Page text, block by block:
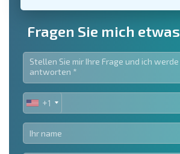
Fragen Sie mich etwas
UNITED
STATES
+1
+1